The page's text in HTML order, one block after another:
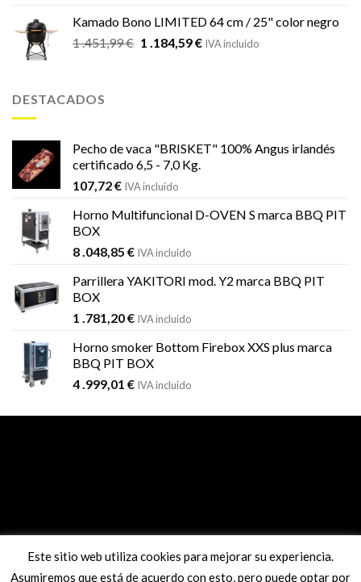
Kamado Bono LIMITED 64 cm / 25" color negro
1 .451,99€ El
1 .184,59€ElIVA incluido
DESTACADOS
Pecho de vaca "BRISKET" 100% Angus irlandés
certificado 6,5 - 7,0 Kg.
107,72€ IVA incluido
Horno Multifuncional D-OVEN S marca BBQ PIT
BOX
8 .048,85 € IVA incluido
Parrillera YAKITORI mod. Y2 marca BBQ PIT
BOX
1 .781,20€ IVA incluido
Horno smoker Bottom Firebox XXS plus marca
BBQ PIT BOX
4 .999,01 € IVA incluido
Pago seguro con sistema REDSYS
Este sitio web utiliza cookies para mejorar su experiencia.
Asumiremos que está de acuerdo con esto, pero puede optar por